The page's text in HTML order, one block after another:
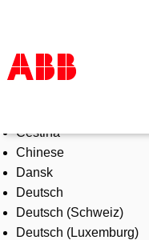
Products & Solutions
Industries
Services
About us
Where to buy
Contact us
Čeština
Chinese
Dansk
Deutsch
Deutsch (Schweiz)
Deutsch (Luxemburg)